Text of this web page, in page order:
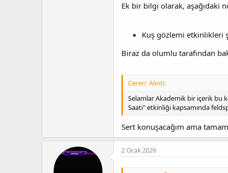
Katılım
Ek bir bilgi olarak, aşağıdaki
Kuş gözlemi etkinlikleri
Biraz da olumlu tarafından
Ceren' Alıntı:
Selamlar Akademik bir içerik bu
Saati" etkinliği kapsamında
Sert konuşacağım ama
2 Ocak 2026